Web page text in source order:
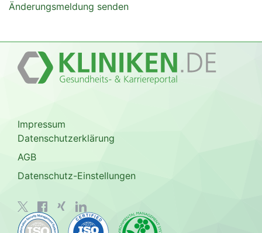
Änderungsmeldung senden
Impressum
Datenschutzerklärung
AGB
Datenschutz-Einstellungen